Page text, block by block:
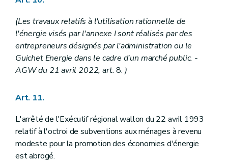
(Les travaux relatifs à l'utilisation rationnelle de
l'énergie visés par l'annexe I sont réalisés par des
entrepreneurs désignés par l'administration ou le
Guichet Energie dans le cadre d'un marché public. -
AGW du 21 avril 2022, art.8. )
Art. 11.
L'arrêté de l'Exécutif régional wallon du 22 avril 1993
relatif à l'octroi de subventions aux ménages à revenu
modeste pour la promotion des économies d'énergie
est abrogé.